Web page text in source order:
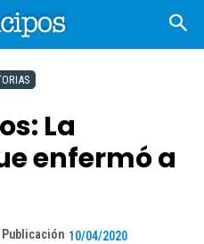
La
enfermó a
Publicación 10/04/2020